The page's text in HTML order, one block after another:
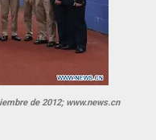
de 2012; www.news.cn